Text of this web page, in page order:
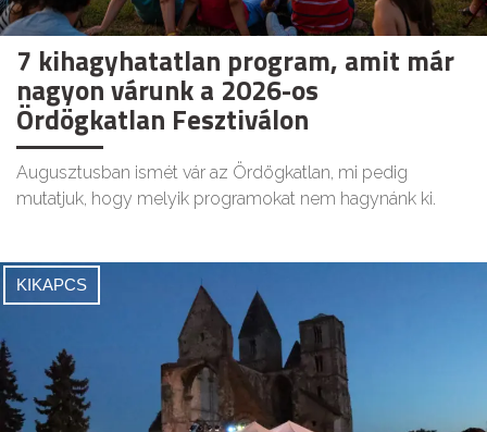
7 kihagyhatatlan program, amit már
nagyon várunk a 2026-os
Ördögkatlan Fesztiválon
Augusztusban ismét vár az Ördögkatlan, mi pedig
mutatjuk, hogy melyik programokat nem hagynánk ki.
KIKAPCS